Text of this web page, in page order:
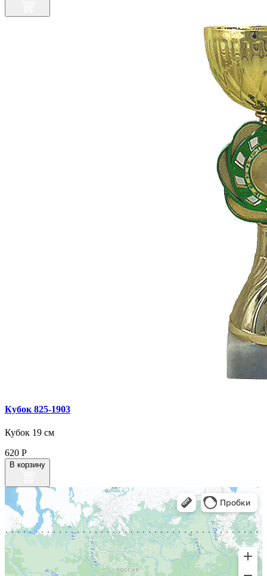
Кубок 825‑1903
Кубок 19 см
620 Р
В корзину